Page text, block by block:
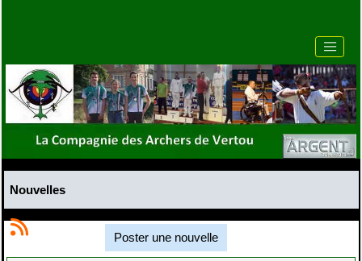
Nouvelles
Poster une nouvelle